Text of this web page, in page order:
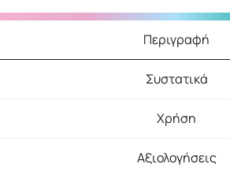
Περιγραφή
Συστατικά
Χρήση
Αξιολογήσεις